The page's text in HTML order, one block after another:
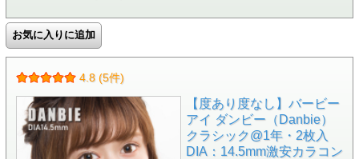
4.8 (5件)
【度あり度なし】バービー
アイ ダンビー（Danbie）
クラシック@1年・2枚入
DIA：14.5mm激安カラコン